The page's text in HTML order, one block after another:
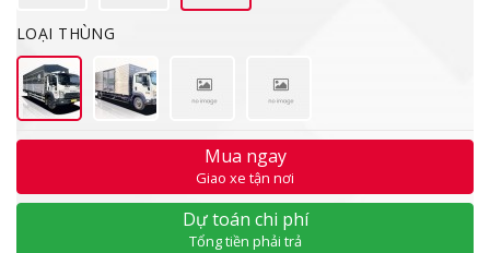
LOẠI THÙNG
Mua ngay
Giao xe tận nơi
Dự toán chi phí
Tổng tiền phải trả